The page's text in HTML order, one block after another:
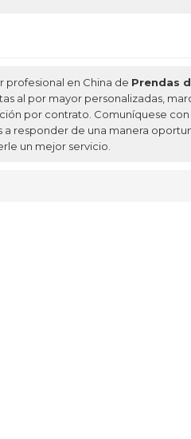
profesional en China de Prendas
al por mayor personalizadas,
por contrato. Comuníquese
a responder de una manera
un mejor servicio.